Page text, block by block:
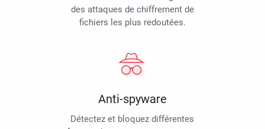
des attaques de chiffrement de
fichiers les plus redoutées.
Anti-spyware
Détectez et bloquez différentes